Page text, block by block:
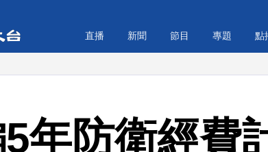
直播 新聞 節目 專題 點
5年防衛經費